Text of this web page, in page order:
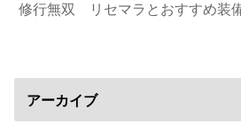
修行無双 リセマラとおすすめ装
アーカイブ